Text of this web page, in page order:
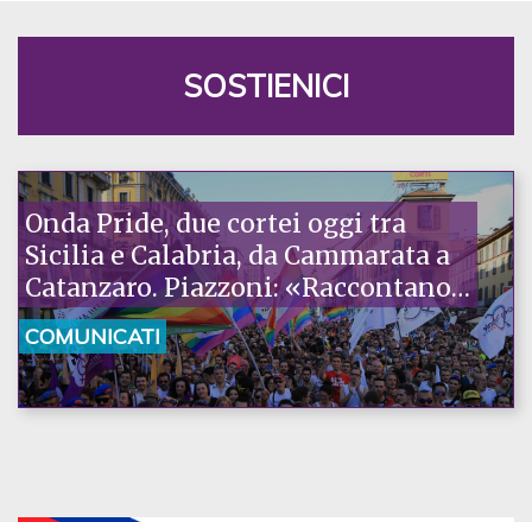
SOSTIENICI
Onda Pride, due cortei oggi tra
Sicilia e Calabria, da Cammarata a
Catanzaro. Piazzoni: «Raccontano
la nostra ostinazione»
COMUNICATI